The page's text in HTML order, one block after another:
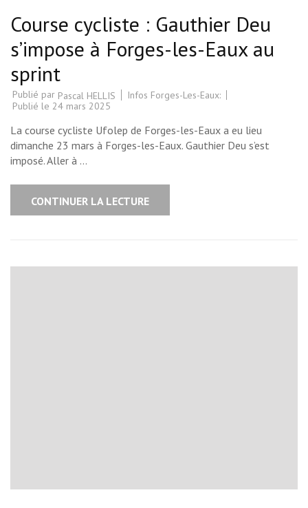
Course cycliste : Gauthier Deu
s’impose à Forges-les-Eaux au
sprint
Publié par Pascal HELLIS
Infos Forges-Les-Eaux:
Publié le 24 mars 2025
La course cycliste Ufolep de Forges-les-Eaux a eu lieu
dimanche 23 mars à Forges-les-Eaux. Gauthier Deu s’est
imposé. Aller à …
CONTINUER LA LECTURE